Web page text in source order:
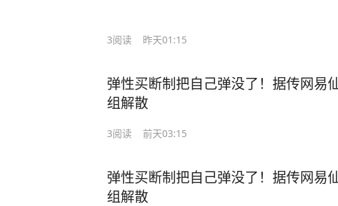
3阅读 昨天01:15
弹性买断制把自己弹没了！据传网易
组解散
3阅读 前天03:15
弹性买断制把自己弹没了！据传网易
组解散